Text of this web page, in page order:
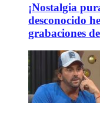
¡Nostalgia
desconocido
grabaciones